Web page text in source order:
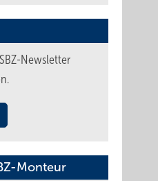
Newsletter
Monteur